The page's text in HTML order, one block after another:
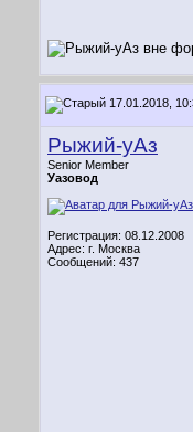
17.01.2018,
Рыжий-уАз
Senior Member
Уазовод
Регистрация: 08.12.2008
Адрес: г. Москва
Сообщений: 437